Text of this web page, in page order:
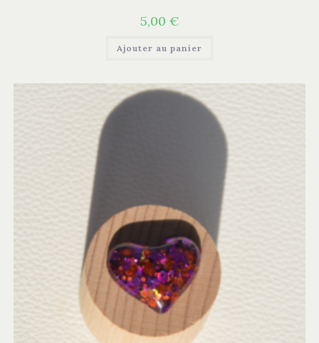
5,00 €
Ajouter au panier